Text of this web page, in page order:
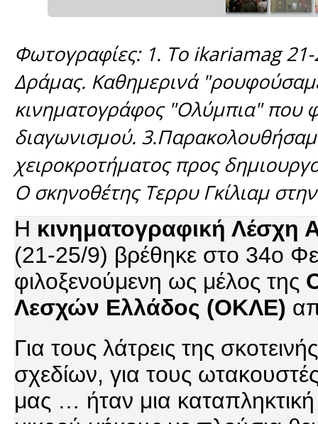
Φωτογραφίες: 1. Το ikariamag
Δράμας. Καθημερινά
κινηματογράφος "Ολύμπια" που
διαγωνισμού.
χειροκροτήματος προς
Ο σκηνοθέτης Τερρυ Γκίλιαμ
Η κινηματογραφική Λέσχη
(21-25/9) βρέθηκε στο 34ο
φιλοξενούμενη ως μέλος της
Λεσχών Ελλάδος (ΟΚΛΕ)
Για τους λάτρεις της
σχεδίων, για τους
μας … ήταν μια καταπληκτική